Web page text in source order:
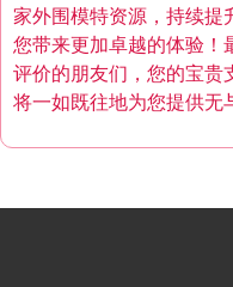
家外围模特资源，持续提
您带来更加卓越的体验！
评价的朋友们，您的宝贵
将一如既往地为您提供无